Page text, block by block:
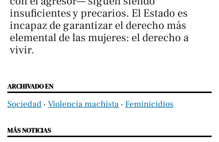
insuficientes y precarios. El Estado es
incapaz de garantizar el derecho más
elemental de las mujeres: el derecho a
vivir.
ARCHIVADO EN
Sociedad ‧ Violencia machista ‧ Feminicidios
MÁS NOTICIAS